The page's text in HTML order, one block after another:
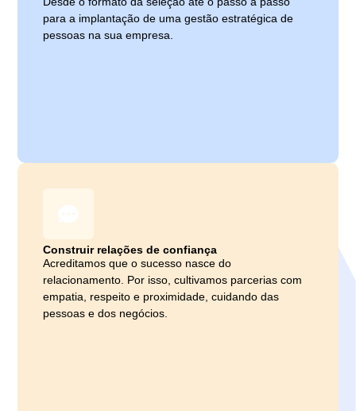
para a implantação de uma gestão estratégica de
pessoas na sua empresa.
Construir relações de confiança
Acreditamos que o sucesso nasce do
relacionamento. Por isso, cultivamos parcerias com
empatia, respeito e proximidade, cuidando das
pessoas e dos negócios.